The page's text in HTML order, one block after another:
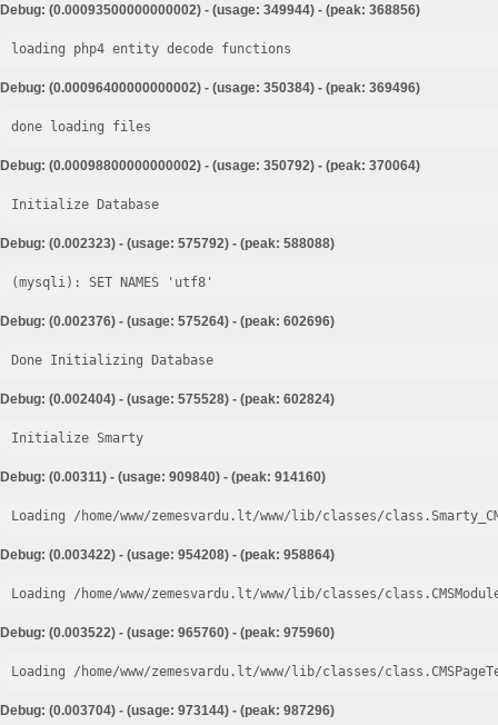
Debug: (0.00093500000000002) - (usage: 349944) - (peak: 368856)
loading php4 entity decode functions
Debug: (0.00096400000000002) - (usage: 350384) - (peak: 369496)
done loading files
Debug: (0.00098800000000002) - (usage: 350792) - (peak: 370064)
Initialize Database
Debug: (0.002323) - (usage: 575792) - (peak: 588088)
Debug: (0.002376) - (usage: 575264) - (peak: 602696)
Done Initializing Database
Debug: (0.002404) - (usage: 575528) - (peak: 602824)
Initialize Smarty
Debug: (0.00311) - (usage: 909840) - (peak: 914160)
Loading /home/www/zemesvardu.lt/www/lib/classes/
Debug: (0.003422) - (usage: 954208) - (peak: 958864)
Loading /home/www/zemesvardu.lt/www/lib/classes/
Debug: (0.003522) - (usage: 965760) - (peak: 975960)
Loading /home/www/zemesvardu.lt/www/lib/classes/
Debug: (0.003704) - (usage: 973144) - (peak: 987296)